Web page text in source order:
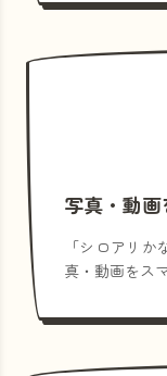
写真・動画
「シロアリ
真・動画をス